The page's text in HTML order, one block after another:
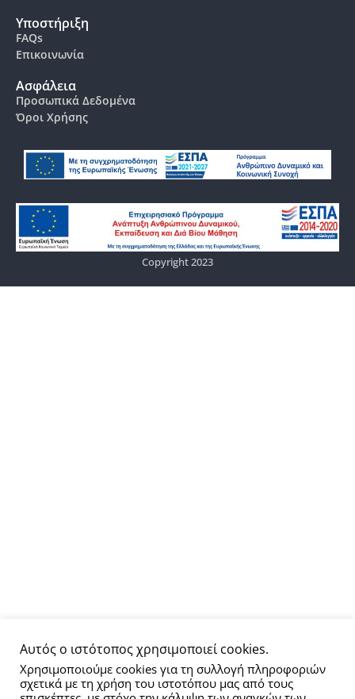
Υποστήριξη
FAQs
Επικοινωνία
Ασφάλεια
Προσωπικά Δεδομένα
Όροι Χρήσης
Copyright 2023
Αυτός ο ιστότοπος χρησιμοποιεί cookies.
Χρησιμοποιούμε cookies για τη συλλογή πληροφοριών
σχετικά με τη χρήση του ιστοτόπου μας από τους